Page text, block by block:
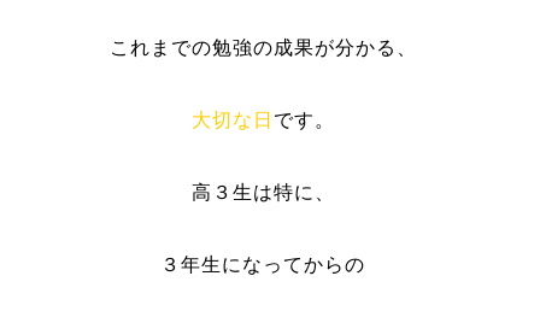
これまでの勉強の成果が分かる、
大切な日 です。
高３生は特に、
３年生になってからの